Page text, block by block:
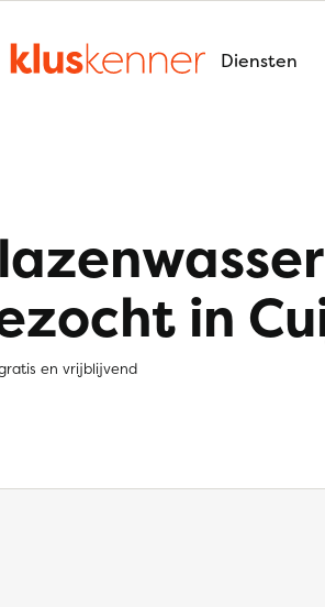
Diensten
in
en vrijblijvend